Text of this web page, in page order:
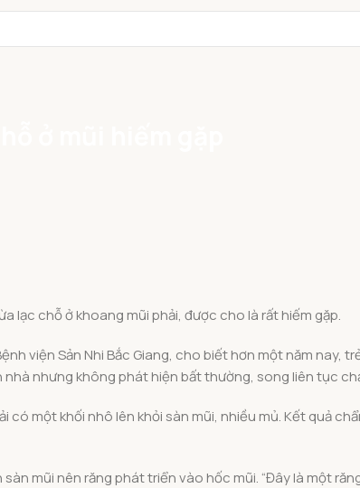
lạc chỗ ở khoang mũi phải, được cho là rất hiếm gặp.
viện Sản Nhi Bắc Giang, cho biết hơn một năm nay,
nhưng không phát hiện bất thường, song liên tục
có một khối nhô lên khỏi sàn mũi, nhiều mủ. Kết quả
mũi nên răng phát triển vào hốc mũi. “Đây là một